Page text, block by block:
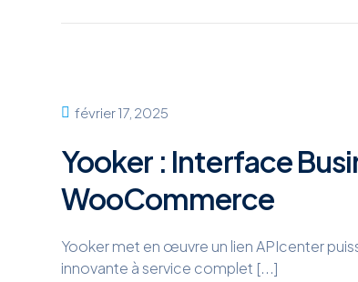
février 17, 2025
Yooker : Interface
WooCommerce
Yooker met en œuvre un lien APIcenter
innovante à service complet [...]